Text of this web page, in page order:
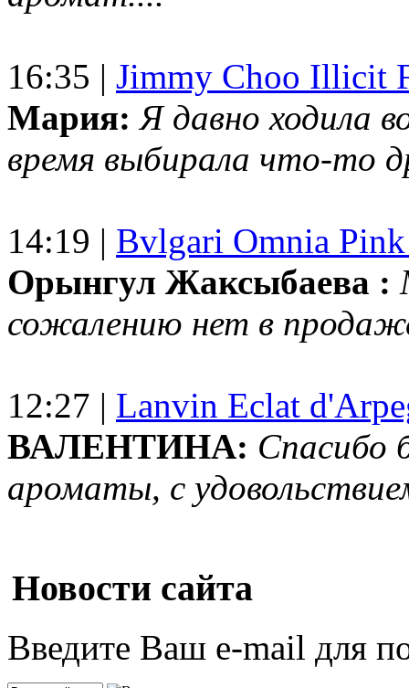
16:35 | Jimmy Choo Illicit
Мария: Я давно ходила
время выбирала что-то
14:19 | Bvlgari Omnia
Орынгул Жаксыбаева :
сожалению нет в
12:27 | Lanvin Eclat
ВАЛЕНТИНА: Спасибо
ароматы, с
Новости сайта
Введите Ваш e-mail для